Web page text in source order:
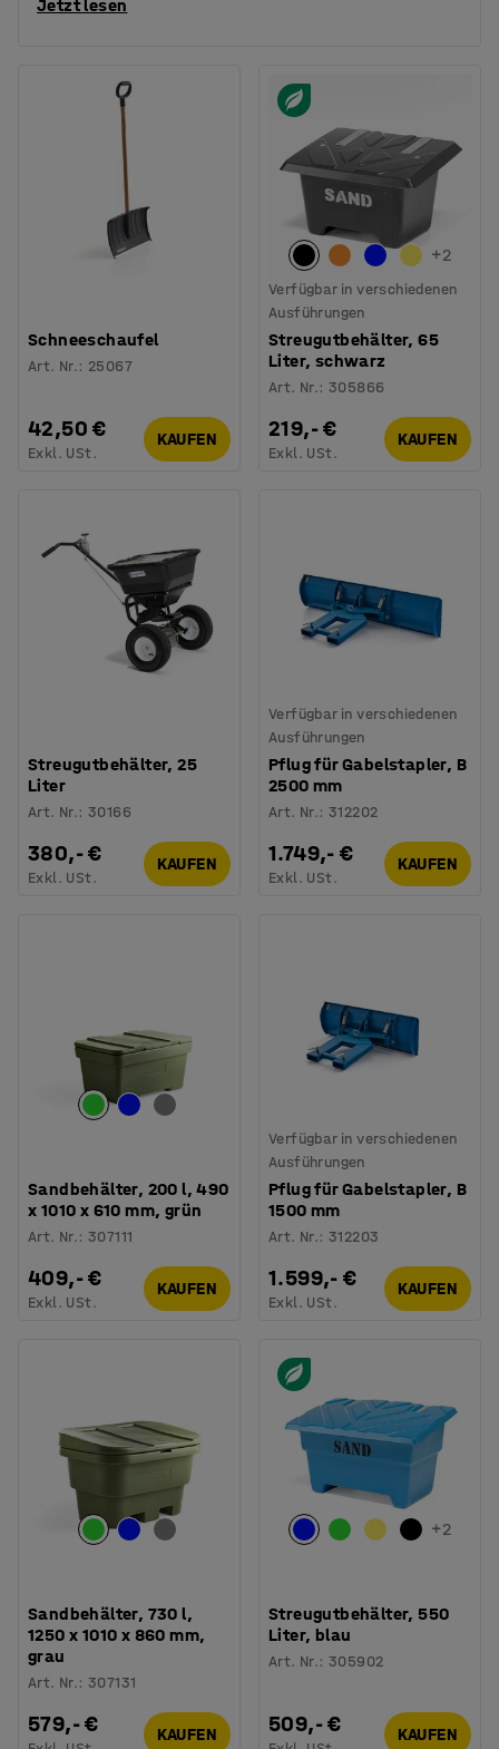
Jetzt lesen
Schneeschaufel
Art. Nr.: 25067
42,50 €
Exkl. USt.
KAUFEN
+2
Verfügbar in verschiedenen
Ausführungen
Streugutbehälter, 65
Liter, schwarz
Art. Nr.:305866
219,- €
Exkl. USt.
KAUFEN
Streugutbehälter, 25
Liter
Art. Nr.:30166
380,- €
Exkl. USt.
KAUFEN
Verfügbar in verschiedenen
Ausführungen
Pflug für Gabelstapler, B
2500 mm
Art. Nr.:312202
1.749,- €
Exkl. USt.
KAUFEN
Sandbehälter, 200 l, 490
x 1010 x 610 mm, grün
Art. Nr.:307111
409,- €
Exkl. USt.
KAUFEN
Verfügbar in verschiedenen
Ausführungen
Pflug für Gabelstapler, B
1500 mm
Art. Nr.:312203
1.599,- €
Exkl. USt.
KAUFEN
Sandbehälter, 730 l,
1250 x 1010 x 860 mm,
grau
Art. Nr.:307131
579,- € KAUFEN
+2
Streugutbehälter, 550
Liter, blau
Art. Nr.:305902
509,- € KAUFEN